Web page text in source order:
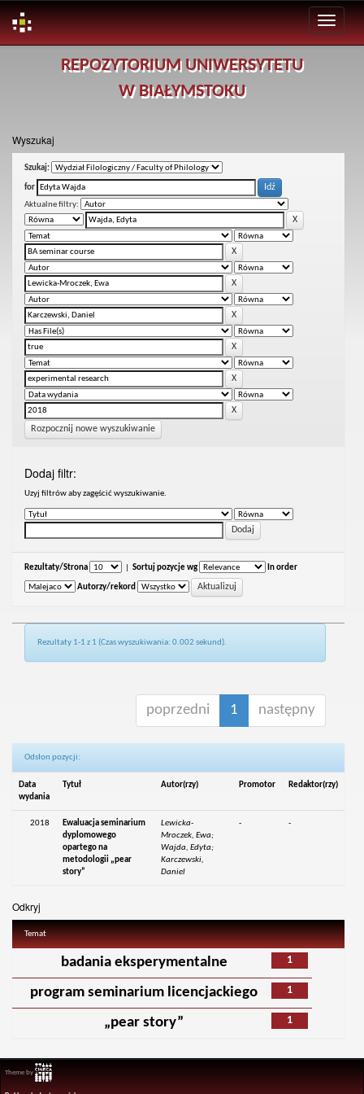
REPOZYTORIUM UNIWERSYTETU
W BIAŁYMSTOKU
Wyszukaj
Szukaj:
for
Aktualne filtry:
Rozpocznij nowe wyszukiwanie
Dodaj filtr:
Uzyj filtrów aby zagęścić wyszukiwanie.
Rezultaty/Strona Sortuj pozycje wg In order
Autorzy/rekord
Rezultaty 1-1 z 1 (Czas wyszukiwania: 0.002 sekund).
poprzedni 1 następny
Odsłon pozycji:
Data
wydania
Tytuł Autor(rzy) Promotor Redaktor(rzy)
2018
Ewaluacja seminarium
dyplomowego
opartego na
metodologii „pear
story”
Lewicka-
Mroczek, Ewa;
Wajda, Edyta;
Karczewski,
Daniel
- -
Odkryj
Temat
1
badania eksperymentalne
1
program seminarium licencjackiego
1
„pear story”
Theme by